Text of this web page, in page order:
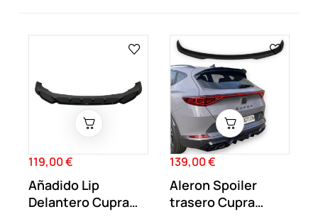
Precio
119,00 €
Añadido Lip
Delantero Cupra
Precio
139,00 €
Aleron Spoiler
trasero Cupra